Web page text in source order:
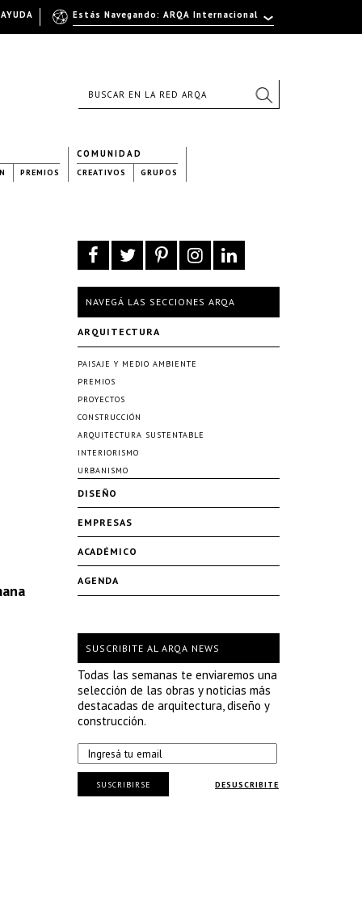
PREMIOS
COMUNIDAD
CREATIVOS GRUPOS
NAVEGÁ LAS SECCIONES ARQA
ARQUITECTURA
PAISAJE Y MEDIO AMBIENTE
PREMIOS
PROYECTOS
CONSTRUCCIÓN
ARQUITECTURA SUSTENTABLE
INTERIORISMO
URBANISMO
DISEÑO
EMPRESAS
ACADÉMICO
AGENDA
SUSCRIBITE AL ARQA NEWS
Todas las semanas te enviaremos una
selección de las obras y noticias más
destacadas de arquitectura, diseño y
construcción.
DESUSCRIBITE
SUSCRIBIRSE
Estás Navegando: ARQA Internacional
AYUDA